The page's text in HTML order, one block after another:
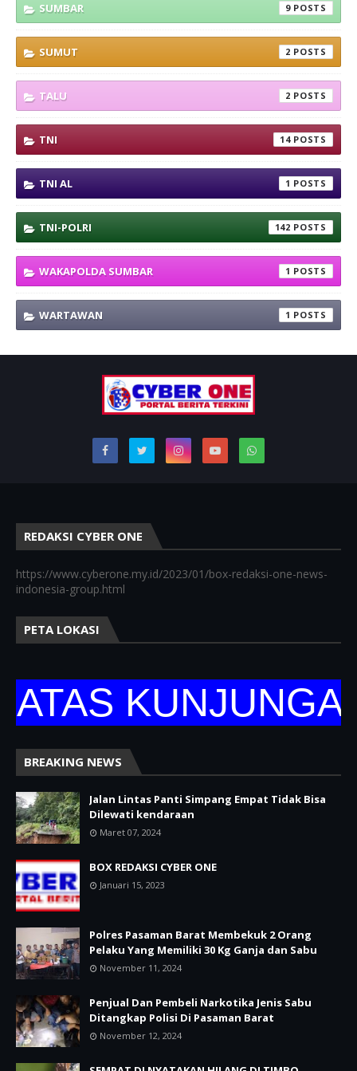
SUMBAR 9
SUMUT 2
TALU 2
TNI 14
TNI AL 1
TNI-POLRI 142
WAKAPOLDA SUMBAR 1
WARTAWAN 1
REDAKSI CYBER ONE
https://www.cyberone.my.id/2023/01/box-redaksi-one-news-
indonesia-group.html
PETA LOKASI
BREAKING NEWS
Jalan Lintas Panti Simpang Empat Tidak Bisa
Dilewati kendaraan
Maret 07, 2024
BOX REDAKSI CYBER ONE
Januari 15, 2023
Polres Pasaman Barat Membekuk 2 Orang
Pelaku Yang Memiliki 30 Kg Ganja dan Sabu
November 11, 2024
Penjual Dan Pembeli Narkotika Jenis Sabu
Ditangkap Polisi Di Pasaman Barat
November 12, 2024